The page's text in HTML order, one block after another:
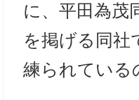
に、平田為茂
を掲げる同社
練られている